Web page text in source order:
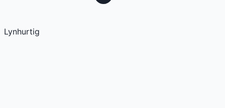
Lynhurtig